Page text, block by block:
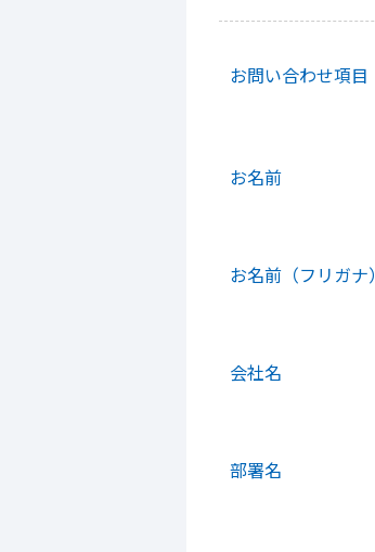
お問い合わせ項目
お名前
お名前（フリガナ）
会社名
部署名